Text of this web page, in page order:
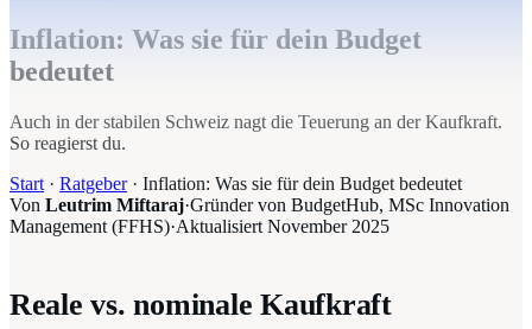
Inflation: Was sie für dein Budget
bedeutet
Auch in der stabilen Schweiz nagt die Teuerung an der Kaufkraft.
So reagierst du.
Start · Ratgeber· Inflation: Was sie für dein Budget bedeutet
Von Leutrim Miftaraj·Gründer von BudgetHub, MSc Innovation
Management (FFHS)·Aktualisiert November 2025
Reale vs. nominale Kaufkraft